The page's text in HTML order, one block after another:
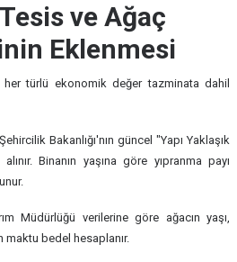
ve Ağaç
Eklenmesi
her türlü ekonomik değer tazminata dahil
Bakanlığı'nın güncel "Yapı Yaklaşık
Binanın yaşına göre yıpranma payı
Müdürlüğü verilerine göre ağacın yaşı,
maktu bedel hesaplanır.